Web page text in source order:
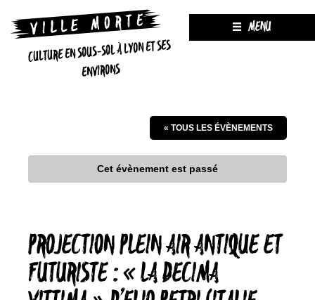
CULTURE EN SOUS-SOL À LYON ET SES
ENVIRONS
MENU
« TOUS LES ÉVÈNEMENTS
Cet évènement est passé
PROJECTION PLEIN AIR ANTIQUE ET
FUTURISTE : « LA DECIMA